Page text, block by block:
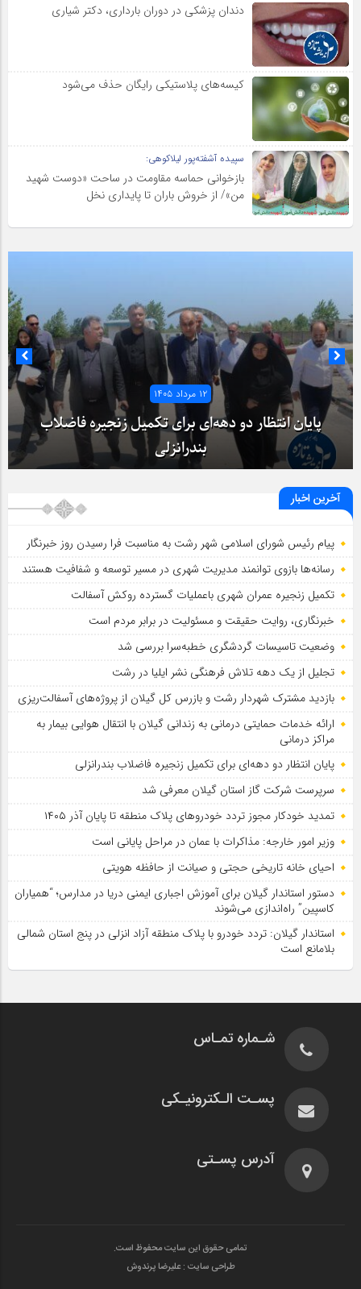
دندان پزشکی در دوران بارداری، دکتر شیاری
کیسه‌های پلاستیکی رایگان حذف می‌شود
سپیده آشفته‌پور لیلاکوهی:
بازخوانی حماسه مقاومت در ساحت «دوست شهید
من»/ از خروش باران تا پایداری نخل
۱۲ مرداد ۱۴۰۵
پایان انتظار دو دهه‌ای برای تکمیل زنجیره فاضلاب
بندرانزلی
آخرین اخبار
پیام رئیس شورای اسلامي شهر رشت به مناسبت فرا رسیدن روز خبرنگار
رسانه‌ها بازوی توانمند مدیریت شهری در مسیر توسعه و شفافیت هستند
تکمیل زنجیره عمران شهری باعملیات گسترده روکش آسفالت
خبرنگاری، روایت حقیقت و مسئولیت‌ در برابر مردم است
وضعیت تاسیسات گردشگری خطبه‌سرا بررسی شد
تجلیل از یک دهه تلاش فرهنگی نشر ایلیا در رشت
بازدید مشترک شهردار رشت و بازرس کل گیلان از پروژه‌های آسفالت‌ریزی
ارائه خدمات حمایتی درمانی به زندانی گیلان با انتقال هوایی بیمار به
مراکز درمانی
پایان انتظار دو دهه‌ای برای تکمیل زنجیره فاضلاب بندرانزلی
سرپرست شرکت گاز استان گیلان معرفی شد
تمدید خودكار مجوز تردد خودروهای پلاك منطقه تا پایان آذر ۱۴۰۵
وزیر امور خارجه: مذاکرات با عمان در مراحل پایانی است
احیای خانه تاریخی حجتی و صیانت از حافظه هویتی
دستور استاندار گیلان برای آموزش اجباری ایمنی دریا در مدارس؛ “همیاران
کاسپین” راه‌اندازی می‌شوند
استاندار گیلان: تردد خودرو با پلاک منطقه آزاد انزلی در پنج استان شمالی
بلامانع است
شـماره تمـاس
پسـت الـکترونیـکی
آدرس پسـتی
تمامی حقوق این سایت محفوظ است.
طراحی سایت : علیرضا پرندوش